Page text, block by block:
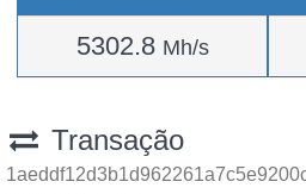
5302.8 Mh/s
Transação